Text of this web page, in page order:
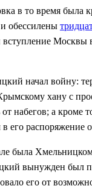
в то время была
обессилены
вступление Москвы
начал войну:
хану с
набегов; а кроме
его распоряжение
была
вынужден был
его от